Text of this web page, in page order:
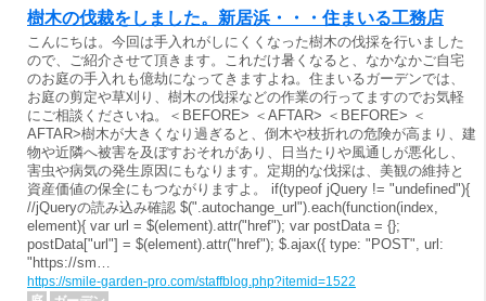
樹木の伐裁をしました。新居浜・・・住まいる工務店
こんにちは。今回は手入れがしにくくなった樹木の伐採を行いました
ので、ご紹介させて頂きます。これだけ暑くなると、なかなかご自宅
のお庭の手入れも億劫になってきますよね。住まいるガーデンでは、
お庭の剪定や草刈り、樹木の伐採などの作業の行ってますのでお気軽
にご相談くださいね。＜BEFORE> ＜AFTAR> ＜BEFORE> ＜
AFTAR>樹木が大きくなり過ぎると、倒木や枝折れの危険が高まり、建
物や近隣へ被害を及ぼすおそれがあり、日当たりや風通しが悪化し、
害虫や病気の発生原因にもなります。定期的な伐採は、美観の維持と
資産価値の保全にもつながりますよ。 if(typeof jQuery != "undefined"){
//jQueryの読み込み確認 $(".autochange_url").each(function(index,
element){ var url = $(element).attr("href"); var postData = {};
postData["url"] = $(element).attr("href"); $.ajax({ type: "POST", url:
"https://sm…
https://smile-garden-pro.com/staffblog.php?itemid=1522